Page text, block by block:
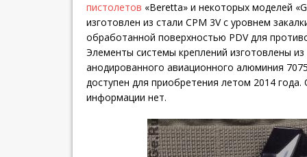
пистолетов «Beretta» и некоторых моделей
изготовлен из стали CPM 3V с уровнем
обработанной поверхностью PDV для
Элементы системы креплений изготовлены
анодированного авиационного алюминия
доступен для приобретения летом 2014
информации нет.